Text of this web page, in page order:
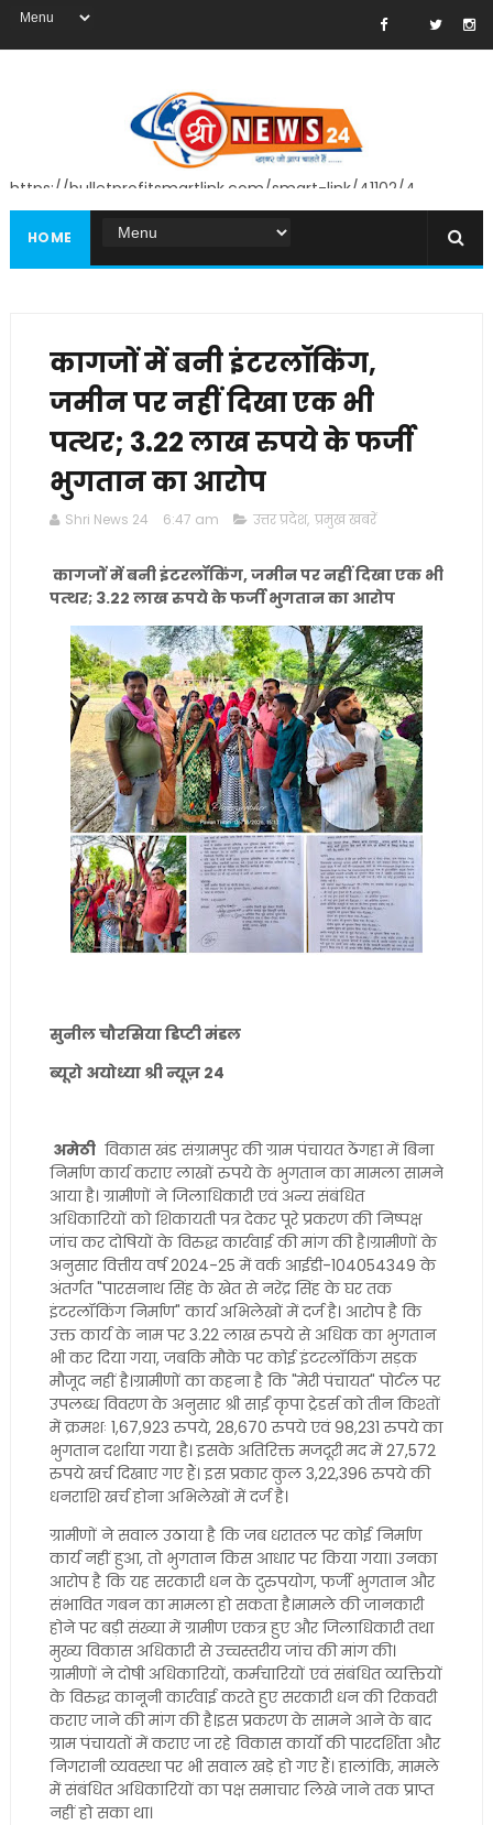
https://bulletprofitsmartlink.com/smart-link/41102/4
HOME
कागजों में बनी इंटरलॉकिंग,
जमीन पर नहीं दिखा एक भी
पत्थर; 3.22 लाख रुपये के फर्जी
भुगतान का आरोप
Shri News 24 6:47 am उत्तर प्रदेश, प्रमुख खबरें
कागजों में बनी इंटरलॉकिंग, जमीन पर नहीं दिखा एक भी
पत्थर; 3.22 लाख रुपये के फर्जी भुगतान का आरोप
सुनील चौरसिया डिप्टी मंडल
ब्यूरो अयोध्या श्री न्यूज़ 24
अमेठीविकास खंड संग्रामपुर की ग्राम पंचायत ठेंगहा में बिना
निर्माण कार्य कराए लाखों रुपये के भुगतान का मामला सामने
आया है। ग्रामीणों ने जिलाधिकारी एवं अन्य संबंधित
अधिकारियों को शिकायती पत्र देकर पूरे प्रकरण की निष्पक्ष
जांच कर दोषियों के विरुद्ध कार्रवाई की मांग की है।ग्रामीणों के
अनुसार वित्तीय वर्ष 2024-25 में वर्क आईडी-104054349 के
अंतर्गत "पारसनाथ सिंह के खेत से नरेंद्र सिंह के घर तक
इंटरलॉकिंग निर्माण" कार्य अभिलेखों में दर्ज है। आरोप है कि
उक्त कार्य के नाम पर 3.22 लाख रुपये से अधिक का भुगतान
भी कर दिया गया, जबकि मौके पर कोई इंटरलॉकिंग सड़क
मौजूद नहीं है।ग्रामीणों का कहना है कि "मेरी पंचायत" पोर्टल पर
उपलब्ध विवरण के अनुसार श्री साईं कृपा ट्रेडर्स को तीन किश्तों
में क्रमशः 1,67,923 रुपये, 28,670 रुपये एवं 98,231 रुपये का
भुगतान दर्शाया गया है। इसके अतिरिक्त मजदूरी मद में 27,572
रुपये खर्च दिखाए गए हैं। इस प्रकार कुल 3,22,396 रुपये की
धनराशि खर्च होना अभिलेखों में दर्ज है।
ग्रामीणों ने सवाल उठाया है कि जब धरातल पर कोई निर्माण
कार्य नहीं हुआ, तो भुगतान किस आधार पर किया गया। उनका
आरोप है कि यह सरकारी धन के दुरुपयोग, फर्जी भुगतान और
संभावित गबन का मामला हो सकता है।मामले की जानकारी
होने पर बड़ी संख्या में ग्रामीण एकत्र हुए और जिलाधिकारी तथा
मुख्य विकास अधिकारी से उच्चस्तरीय जांच की मांग की।
ग्रामीणों ने दोषी अधिकारियों, कर्मचारियों एवं संबंधित व्यक्तियों
के विरुद्ध कानूनी कार्रवाई करते हुए सरकारी धन की रिकवरी
कराए जाने की मांग की है।इस प्रकरण के सामने आने के बाद
ग्राम पंचायतों में कराए जा रहे विकास कार्यों की पारदर्शिता और
निगरानी व्यवस्था पर भी सवाल खड़े हो गए हैं। हालांकि, मामले
में संबंधित अधिकारियों का पक्ष समाचार लिखे जाने तक प्राप्त
नहीं हो सका था।